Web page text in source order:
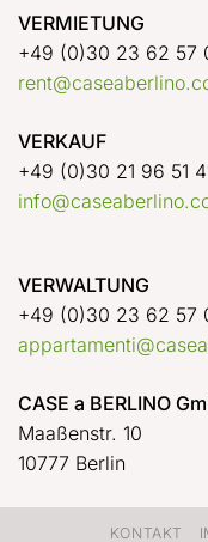
VERMIETUNG
+49 (0)30 23 62 57
VERKAUF
+49 (0)30 21 96 51
VERWALTUNG
+49 (0)30 23 62 57
CASE a BERLINO
Maaßenstr. 10
10777 Berlin
KONTAKT